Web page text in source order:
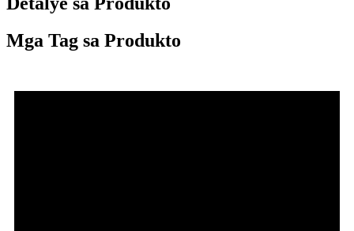
Mga Tag sa Produkto